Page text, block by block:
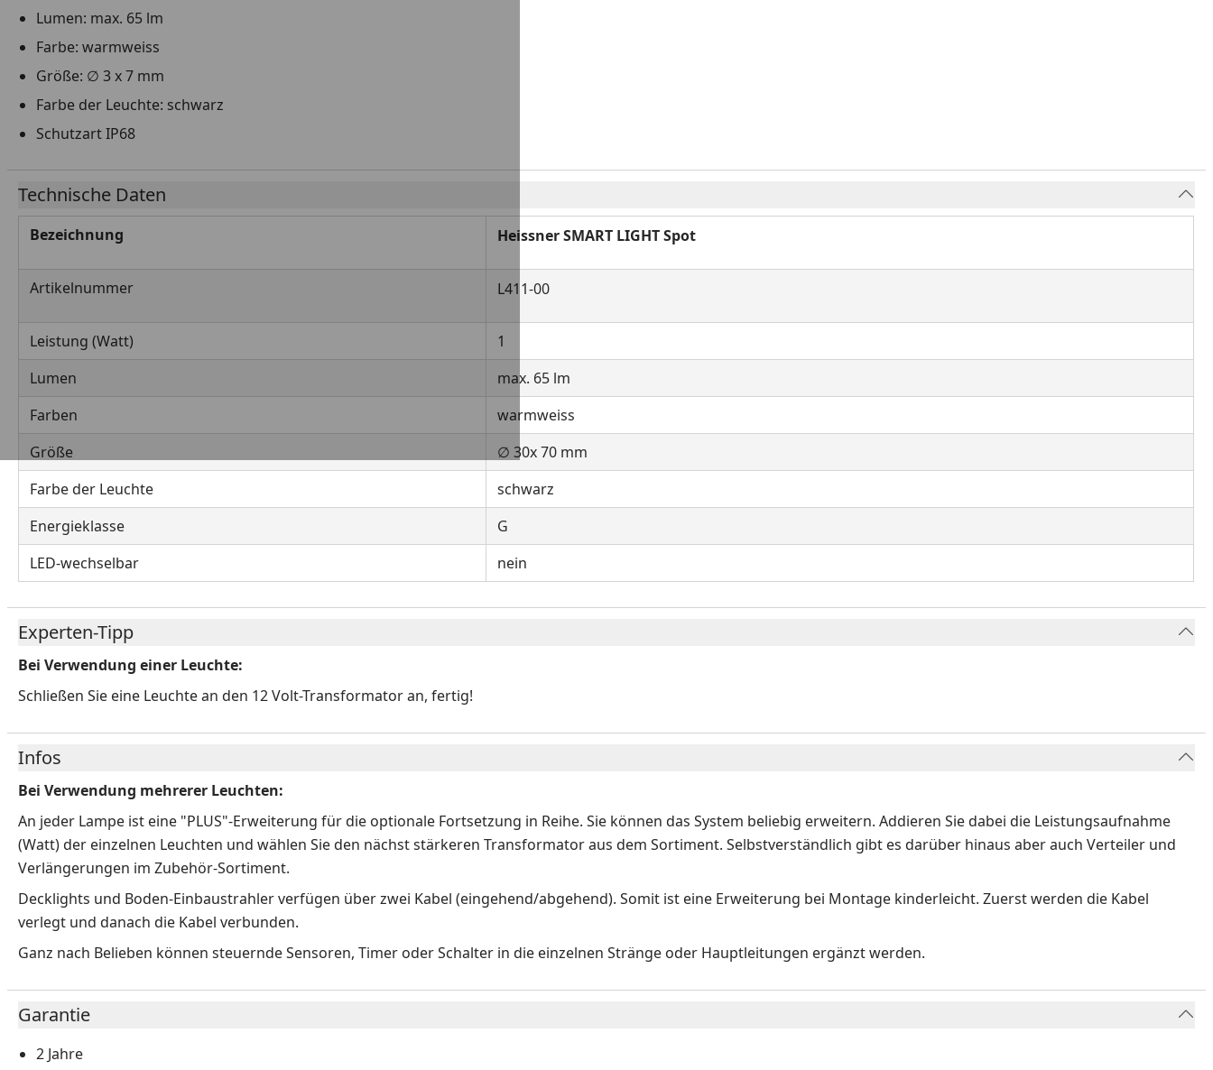
Lumen: max. 65 lm
Farbe: warmweiss
Größe: ∅ 3 x 7 mm
Farbe der Leuchte: schwarz
Schutzart IP68
Technische Daten
Bezeichnung Heissner SMART LIGHT Spot
Artikelnummer L411-00
Leistung (Watt)
1
Lumen
max. 65 lm
Farben
warmweiss
Größe
∅ 30x 70 mm
Farbe der Leuchte
schwarz
Energieklasse
G
LED-wechselbar
nein
Experten-Tipp
Bei Verwendung einer Leuchte:
Schließen Sie eine Leuchte an den 12 Volt-Transformator an, fertig!
Infos
Bei Verwendung mehrerer Leuchten:
An jeder Lampe ist eine "PLUS"-Erweiterung für die optionale Fortsetzung in Reihe. Sie können das System beliebig erweitern. Addieren Sie dabei die Leistungsaufnahme
(Watt) der einzelnen Leuchten und wählen Sie den nächst stärkeren Transformator aus dem Sortiment. Selbstverständlich gibt es darüber hinaus aber auch Verteiler und
Verlängerungen im Zubehör-Sortiment.
Decklights und Boden-Einbaustrahler verfügen über zwei Kabel (eingehend/abgehend). Somit ist eine Erweiterung bei Montage kinderleicht. Zuerst werden die Kabel
verlegt und danach die Kabel verbunden.
Ganz nach Belieben können steuernde Sensoren, Timer oder Schalter in die einzelnen Stränge oder Hauptleitungen ergänzt werden.
Garantie
2 Jahre